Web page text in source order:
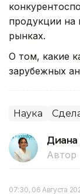
продукции
рынках.
О том, какие
зарубежных
Наука
Диана
Автор
07:30, 06 Августа